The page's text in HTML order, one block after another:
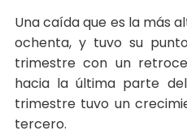
Una caída que es la más
ochenta, y tuvo su
trimestre con un
hacia la última parte
trimestre tuvo un
tercero.